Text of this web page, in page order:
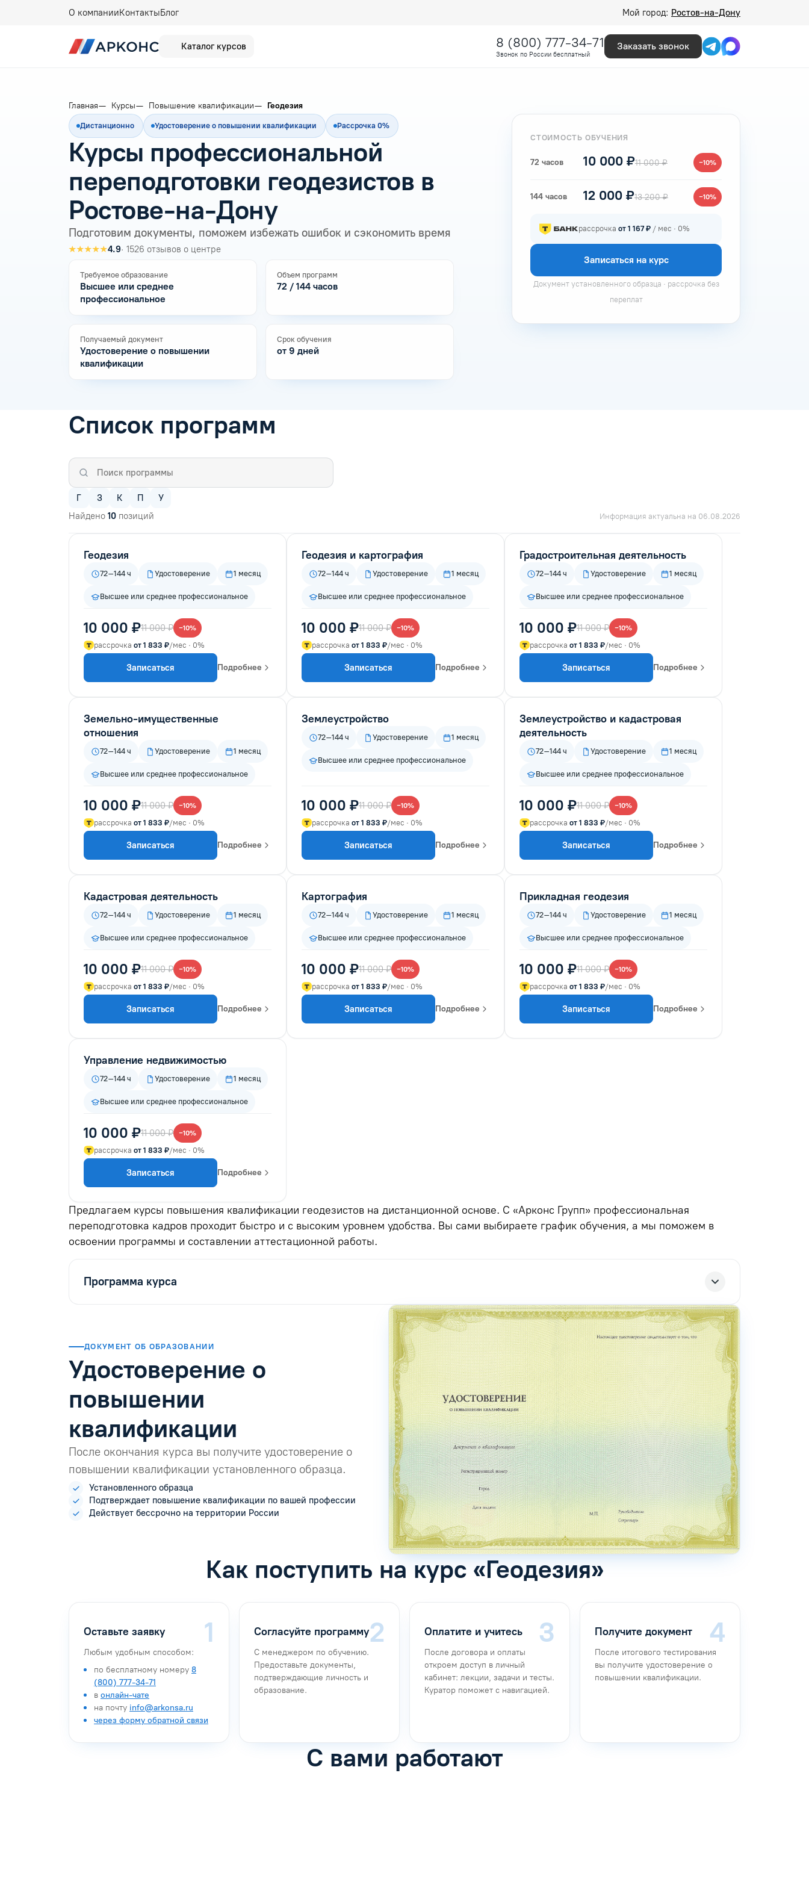
О компанииКонтактыБлог Мой город: Ростов-на-Дону
Каталог курсов 8 (800) 777-34-71
Звонок по России бесплатный
Заказать звонок
Главная Курсы Повышение квалификации Геодезия
Дистанционно Удостоверение о повышении квалификации Рассрочка 0%
Курсы профессиональной
переподготовки геодезистов в
Ростове-на-Дону
Подготовим документы, поможем избежать ошибок и сэкономить время
★★★★★4.9· 1526 отзывов о центре
Требуемое образование
Высшее или среднее
профессиональное
Объем программ
72 / 144 часов
Получаемый документ
Удостоверение о повышении
квалификации
Срок обучения
от 9 дней
СТОИМОСТЬ ОБУЧЕНИЯ
72 часов 10 000 ₽11 000 ₽ −10%
144 часов 12 000 ₽13 200 ₽ −10%
рассрочка от 1 167 ₽ / мес · 0%
Записаться на курс
Документ установленного образца · рассрочка без
переплат
Список программ
Г З К П
У
Найдено 10 позиций Информация актуальна на 06.08.2026
Геодезия
72–144 ч Удостоверение 1 месяц
Высшее или среднее профессиональное
10 000 ₽11 000 ₽ −10%
рассрочка от 1 833 ₽/мес · 0%
Записаться Подробнее
Геодезия и картография
72–144 ч Удостоверение 1 месяц
Высшее или среднее профессиональное
10 000 ₽11 000 ₽ −10%
рассрочка от 1 833 ₽/мес · 0%
Записаться Подробнее
Градостроительная деятельность
72–144 ч Удостоверение 1 месяц
Высшее или среднее профессиональное
10 000 ₽11 000 ₽ −10%
рассрочка от 1 833 ₽/мес · 0%
Записаться Подробнее
Земельно-имущественные
отношения
72–144 ч Удостоверение 1 месяц
Высшее или среднее профессиональное
10 000 ₽11 000 ₽ −10%
рассрочка от 1 833 ₽/мес · 0%
Записаться Подробнее
Землеустройство
72–144 ч Удостоверение 1 месяц
Высшее или среднее профессиональное
10 000 ₽11 000 ₽ −10%
рассрочка от 1 833 ₽/мес · 0%
Записаться Подробнее
Землеустройство и кадастровая
деятельность
72–144 ч Удостоверение 1 месяц
Высшее или среднее профессиональное
10 000 ₽11 000 ₽ −10%
рассрочка от 1 833 ₽/мес · 0%
Записаться Подробнее
Кадастровая деятельность
72–144 ч Удостоверение 1 месяц
Высшее или среднее профессиональное
10 000 ₽11 000 ₽ −10%
рассрочка от 1 833 ₽/мес · 0%
Записаться Подробнее
Картография
72–144 ч Удостоверение 1 месяц
Высшее или среднее профессиональное
10 000 ₽11 000 ₽ −10%
рассрочка от 1 833 ₽/мес · 0%
Записаться Подробнее
Прикладная геодезия
72–144 ч Удостоверение 1 месяц
Высшее или среднее профессиональное
10 000 ₽11 000 ₽ −10%
рассрочка от 1 833 ₽/мес · 0%
Записаться Подробнее
Управление недвижимостью
72–144 ч Удостоверение 1 месяц
Высшее или среднее профессиональное
10 000 ₽11 000 ₽ −10%
рассрочка от 1 833 ₽/мес · 0%
Записаться Подробнее
Предлагаем курсы повышения квалификации геодезистов на дистанционной основе. С «Арконс Групп» профессиональная
переподготовка кадров проходит быстро и с высоким уровнем удобства. Вы сами выбираете график обучения, а мы поможем в
освоении программы и составлении аттестационной работы.
Программа курса
ДОКУМЕНТ ОБ ОБРАЗОВАНИИ
Удостоверение о
повышении
квалификации
После окончания курса вы получите удостоверение о
повышении квалификации установленного образца.
Установленного образца
Подтверждает повышение квалификации по вашей профессии
Действует бессрочно на территории России
Как поступить на курс «Геодезия»
Оставьте заявку
Любым удобным способом:
по бесплатному номеру 8
(800) 777-34-71
в онлайн-чате
на почту info@arkonsa.ru
через форму обратной связи
Согласуйте программу
С менеджером по обучению.
Предоставьте документы,
подтверждающие личность и
образование.
Оплатите и учитесь
После договора и оплаты
откроем доступ в личный
кабинет: лекции, задачи и тесты.
Куратор поможет с навигацией.
Получите документ
После итогового тестирования
вы получите удостоверение о
повышении квалификации.
С вами работают